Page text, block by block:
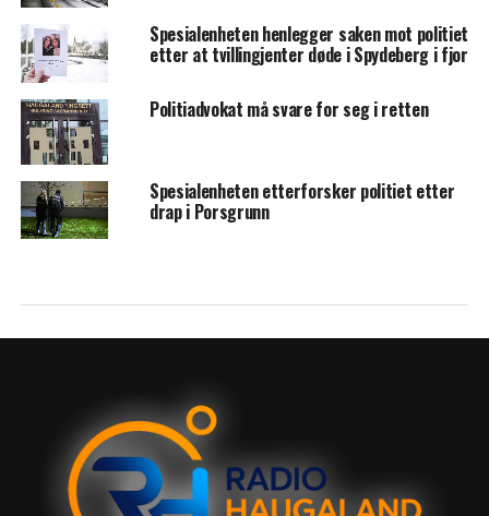
Spesialenheten henlegger saken mot politiet
etter at tvillingjenter døde i Spydeberg i fjor
Politiadvokat må svare for seg i retten
Spesialenheten etterforsker politiet etter
drap i Porsgrunn